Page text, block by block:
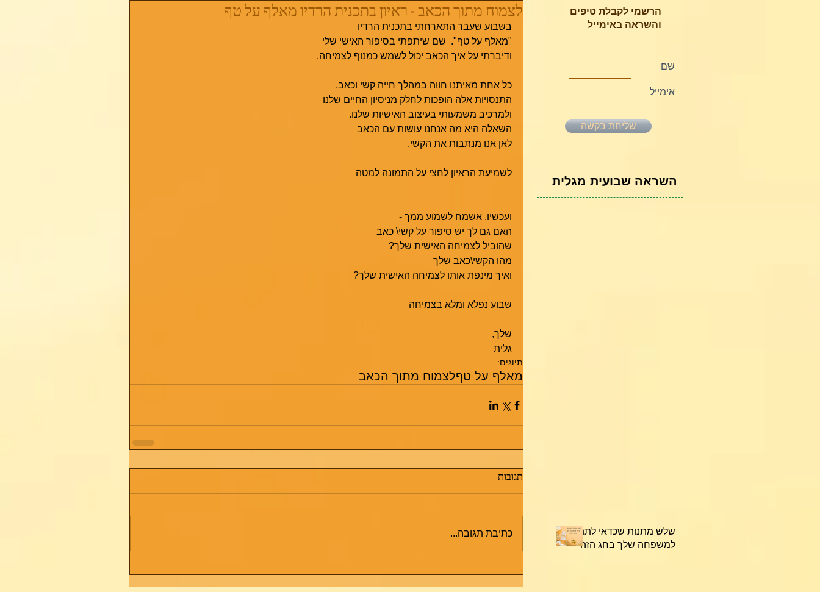
לצמוח מתוך הכאב - ראיון בתכנית הרדיו מאלף על טף
בשבוע שעבר התארחתי בתכנית הרדיו
"מאלף על טף".  שם שיתפתי בסיפור האישי שלי
ודיברתי על איך הכאב יכול לשמש כמנוף לצמיחה.
כל אחת מאיתנו חווה במהלך חייה קשי וכאב.
התנסויות אלה הופכות לחלק מניסיון החיים שלנו
ולמרכיב משמעותי בעיצוב האישיות שלנו.
השאלה היא מה אנחנו עושות עם הכאב
לאן אנו מנתבות את הקשי.
לשמיעת הראיון לחצי על התמונה למטה
ועכשיו, אשמח לשמוע ממך -
האם גם לך יש סיפור על קשי\ כאב
שהוביל לצמיחה האישית שלך?
מהו הקשי\כאב שלך
ואיך מינפת אותו לצמיחה האישית שלך?
שבוע נפלא ומלא בצמיחה
שלך,
גלית
תיוגים:
מאלף על טףלצמוח מתוך הכאב
תגובות
כתיבת תגובה...
הרשמי לקבלת טיפים
והשראה באימייל
שם
אימייל
שליחת בקשה
השראה שבועית מגלית
שלש מתנות שכדאי לתת
למשפחה שלך בחג הזה